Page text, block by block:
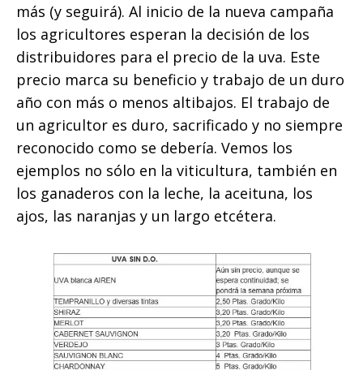
más (y seguirá). Al inicio de la nueva campaña
los agricultores esperan la decisión de los
distribuidores para el precio de la uva. Este
precio marca su beneficio y trabajo de un duro
año con más o menos altibajos. El trabajo de
un agricultor es duro, sacrificado y no siempre
reconocido como se debería. Vemos los
ejemplos no sólo en la viticultura, también en
los ganaderos con la leche, la aceituna, los
ajos, las naranjas y un largo etcétera.